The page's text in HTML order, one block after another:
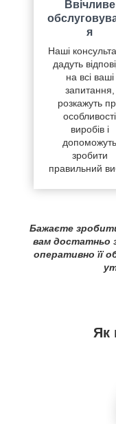
Ввічливе
я
Наші
дадуть
на всі ваші
запитання,
розкажуть
особливості
виробів і
допоможуть
зробити
правильний
Бажаєте
вам достатньо
оперативно її
Як